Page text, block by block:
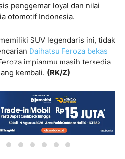
penggemar loyal dan nilai
otomotif Indonesia.
SUV legendaris ini, tidak
Daihatsu Feroza bekas
impianmu masih tersedia
kembali. (RK/Z)